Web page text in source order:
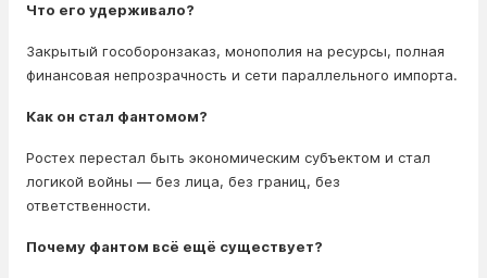
Что его удерживало?
Закрытый гособоронзаказ, монополия на ресурсы, полная
финансовая непрозрачность и сети параллельного импорта.
Как он стал фантомом?
Ростех перестал быть экономическим субъектом и стал
логикой войны — без лица, без границ, без
ответственности.
Почему фантом всё ещё существует?